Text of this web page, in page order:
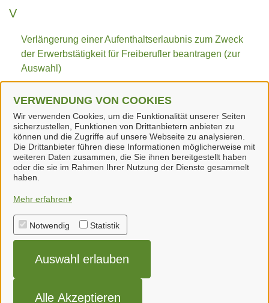
VERWENDUNG VON COOKIES
Wir verwenden Cookies, um die Funktionalität unserer Seiten
sicherzustellen, Funktionen von Drittanbietern anbieten zu
können und die Zugriffe auf unsere Webseite zu analysieren.
Die Drittanbieter führen diese Informationen möglicherweise mit
weiteren Daten zusammen, die Sie ihnen bereitgestellt haben
oder die sie im Rahmen Ihrer Nutzung der Dienste gesammelt
haben.
Mehr erfahren
Notwendig Statistik
Auswahl erlauben
Alle Akzeptieren
V
Verlängerung einer Aufenthaltserlaubnis zum Zweck
der Erwerbstätigkeit für Freiberufler beantragen (zur
Auswahl)
W
Wahlen (Samtgemeinde Neuenhaus)
Samtgemeinde Neuenhaus
Alle Rechte vorbehalten
Datenschutzerklärung